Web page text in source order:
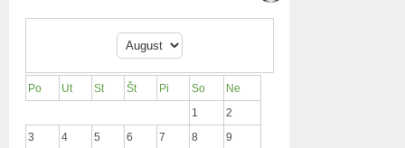
Po Ut St Št Pi So
Ne
1
2
3
4 5 6 7 8
9